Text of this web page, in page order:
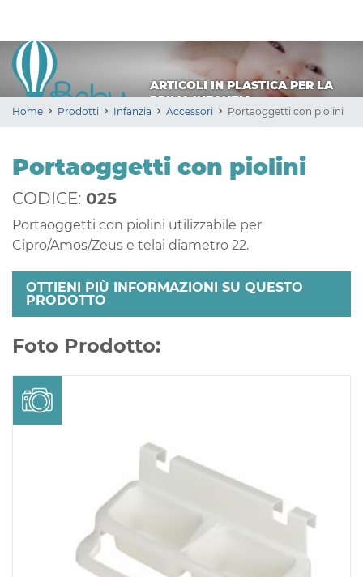
ARTICOLI IN PLASTICA PER LA
PRIMA INFANZIA
Home Prodotti Infanzia Accessori Portaoggetti con piolini
Portaoggetti con piolini
CODICE: 025
Portaoggetti con piolini utilizzabile per
Cipro/Amos/Zeus e telai diametro 22.
OTTIENI PIÙ INFORMAZIONI SU QUESTO
PRODOTTO
Foto Prodotto: